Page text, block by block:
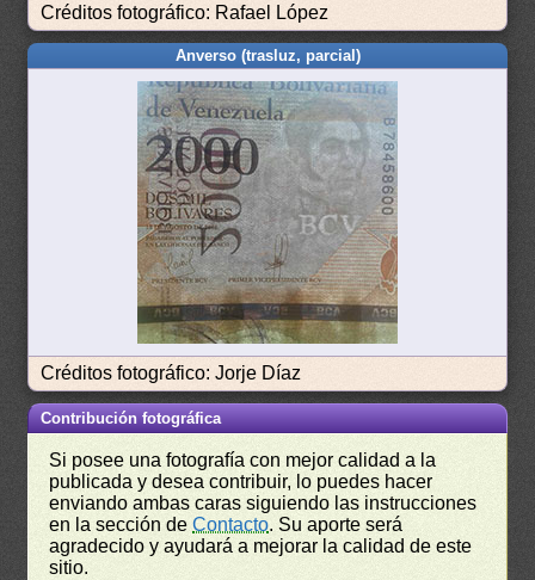
Créditos fotográfico: Rafael López
Anverso (trasluz, parcial)
Créditos fotográfico: Jorje Díaz
Contribución fotográfica
Si posee una fotografía con mejor calidad a la
publicada y desea contribuir, lo puedes hacer
enviando ambas caras siguiendo las instrucciones
en la sección deContacto. Su aporte será
agradecido y ayudará a mejorar la calidad de este
sitio.